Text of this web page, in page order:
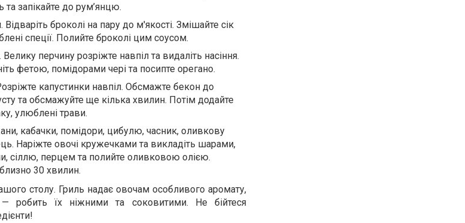
та запікайте до рум’янцю.
броколі на пару до м'якості. Змішайте сік
спеції. Полийте броколі цим соусом.
перчину розріжте навпіл та видаліть насіння.
фетою, помідорами чері та посипте орегано.
капустинки навпіл. Обсмажте бекон до
та обсмажуйте ще кілька хвилин. Потім додайте
улюблені трави.
кабачки, помідори, цибулю, часник, оливкову
Наріжте овочі кружечками та викладіть шарами,
сіллю, перцем та полийте оливковою олією.
30 хвилин.
столу. Гриль надає овочам особливого аромату,
робить їх ніжними та соковитими. Не бійтеся